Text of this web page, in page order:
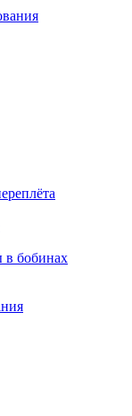
в бобинах